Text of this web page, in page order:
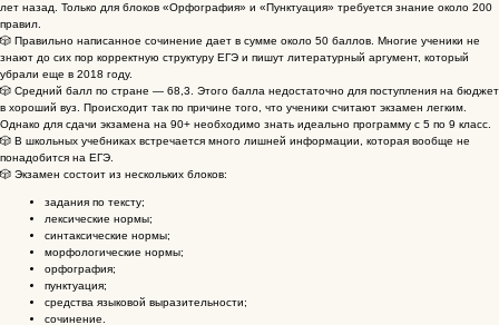
лет назад. Только для блоков «Орфография» и «Пунктуация» требуется знание около 200
правил.
🎲 Правильно написанное сочинение дает в сумме около 50 баллов. Многие ученики не
знают до сих пор корректную структуру ЕГЭ и пишут литературный аргумент, который
убрали еще в 2018 году.
🎲 Средний балл по стране — 68,3. Этого балла недостаточно для поступления на бюджет
в хороший вуз. Происходит так по причине того, что ученики считают экзамен легким.
Однако для сдачи экзамена на 90+ необходимо знать идеально программу с 5 по 9 класс.
🎲 В школьных учебниках встречается много лишней информации, которая вообще не
понадобится на ЕГЭ.
🎲 Экзамен состоит из нескольких блоков:
задания по тексту;
лексические нормы;
синтаксические нормы;
морфологические нормы;
орфография;
пунктуация;
средства языковой выразительности;
сочинение.